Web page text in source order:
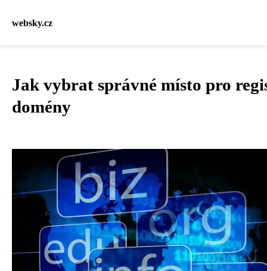
websky.cz
Jak vybrat správné místo pro
domény